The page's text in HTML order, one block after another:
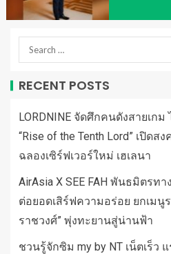
RECENT POSTS
LORDNINE จัดศึกคนดังสายเก
“Rise of the Tenth Lord” เปิด
ฉลองเซิร์ฟเวอร์ใหม่ เฮเลนา
AirAsia X SEE FAH พันธมิตรท
ต่อยอดเสิร์ฟความอร่อย ยกเมนู
ราชวงศ์” พุ่งทะยานสู่น่านฟ้า
ชวนรู้จักซิม my by NT เน็ตเร็ว